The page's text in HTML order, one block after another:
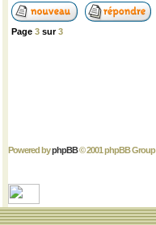
Page 3 sur3
Powered byphpBB© 2001 phpBB Group